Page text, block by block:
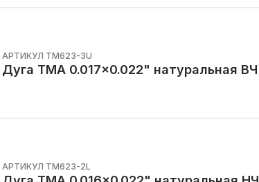
АРТИКУЛ TM623-3U
Дуга TMA 0.017x0.022" натуральная ВЧ
АРТИКУЛ TM623-2L